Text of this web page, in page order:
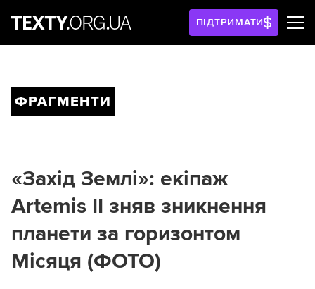
ПІДТРИМАТИ
ФРАГМЕНТИ
«Захід Землі»: екіпаж
Artemis II зняв зникнення
планети за горизонтом
Місяця (ФОТО)